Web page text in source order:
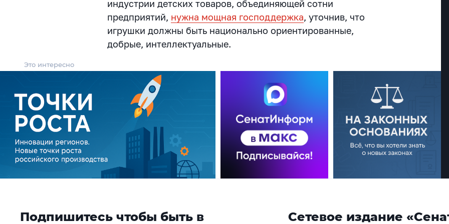
индустрии детских товаров, объединяющей сотни
предприятий, нужна мощная господдержка, уточнив, что
игрушки должны быть национально ориентированные,
добрые, интеллектуальные.
Это интересно
Подпишитесь чтобы быть в Сетевое издание